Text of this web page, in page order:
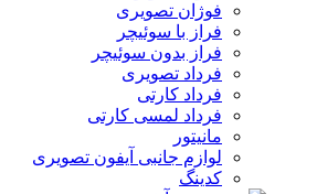
فوژان تصویری
فراز با سوئیچر
فراز بدون سوئیچر
فرداد تصویری
فرداد کارتی
فرداد لمسی کارتی
مانیتور
لوازم جانبی آیفون تصویری
کدینگ